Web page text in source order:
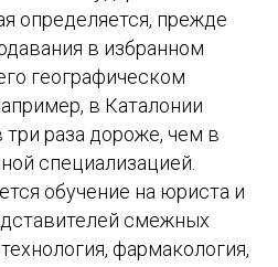
определяется, прежде
в избранном
географическом
в Каталонии
три раза дороже, чем в
специализацией.
обучение на юриста и
смежных
фармакология,
в Барселоне
онлайн
923 413
школы
академии